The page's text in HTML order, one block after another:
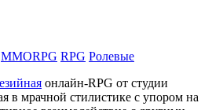
MMORPG RPG Ролевые
онлайн-RPG от студии
в мрачной стилистике с упором на